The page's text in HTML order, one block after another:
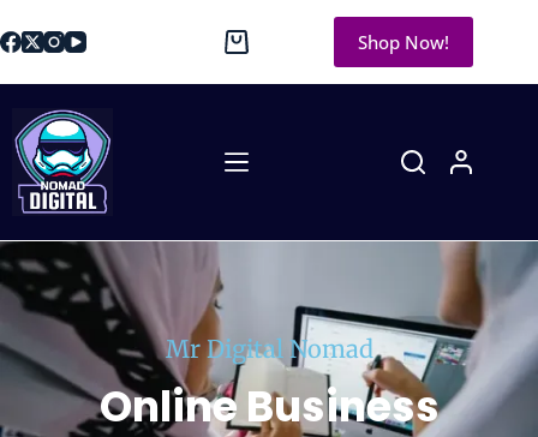
Shop Now!
Mr Digital Nomad
Online Business